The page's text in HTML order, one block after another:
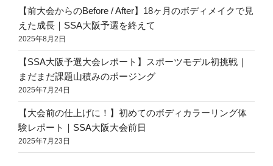
【前大会からのBefore / After】18ヶ月のボディメイクで見
えた成長｜SSA大阪予選を終えて
2025年8月2日
【SSA大阪予選大会レポート】スポーツモデル初挑戦｜
まだまだ課題山積みのポージング
2025年7月24日
【大会前の仕上げに！】初めてのボディカラーリング体
験レポート｜SSA大阪大会前日
2025年7月23日